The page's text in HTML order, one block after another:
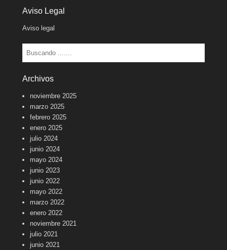
Aviso Legal
Aviso legal
Buscar
Archivos
noviembre 2025
marzo 2025
febrero 2025
enero 2025
julio 2024
junio 2024
mayo 2024
junio 2023
junio 2022
mayo 2022
marzo 2022
enero 2022
noviembre 2021
julio 2021
junio 2021